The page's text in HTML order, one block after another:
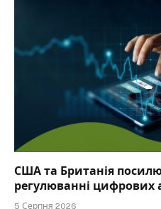
США та Британія
регулюванні цифрових
5 Серпня 2026